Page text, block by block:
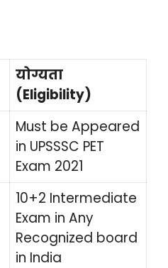
योग्यता
(Eligibility)
Must be Appeared
in UPSSSC PET
Exam 2021
10+2 Intermediate
Exam in Any
Recognized board
in India